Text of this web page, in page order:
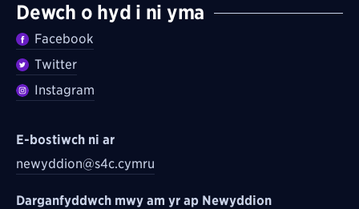
Dewch o hyd i ni yma
Facebook
Twitter
Instagram
E-bostiwch ni ar
newyddion@s4c.cymru
Darganfyddwch mwy am yr ap Newyddion